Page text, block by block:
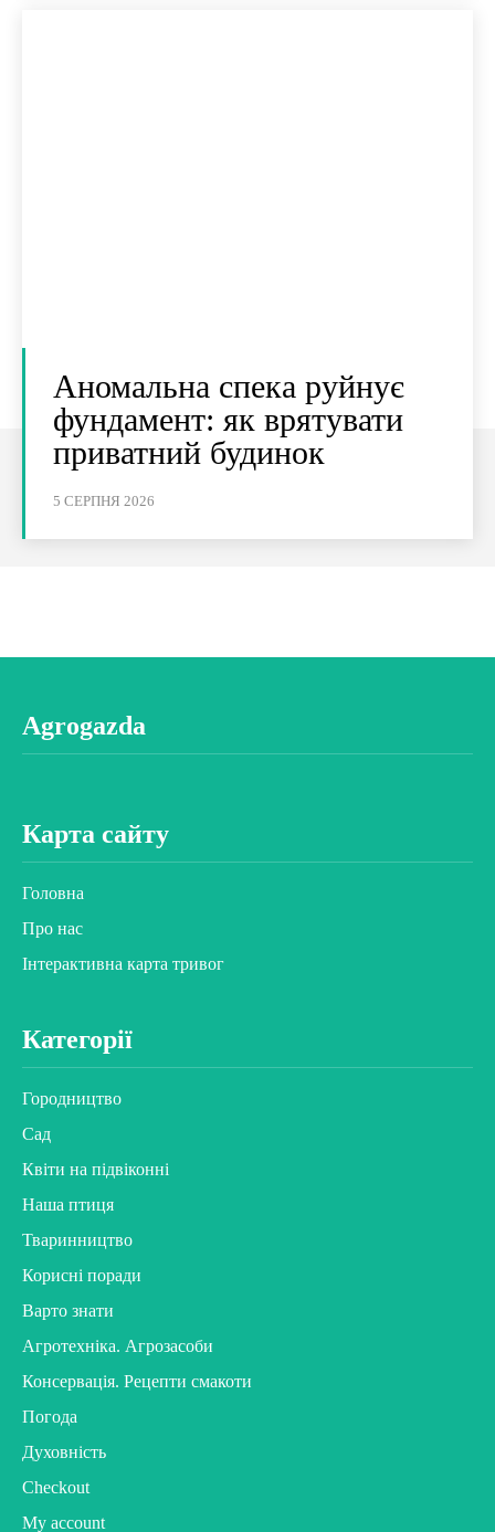
Аномальна спека руйнує
фундамент: як врятувати
приватний будинок
5 СЕРПНЯ 2026
Agrogazda
Карта сайту
Головна
Про нас
Інтерактивна карта тривог
Категорії
Городництво
Сад
Квіти на підвіконні
Наша птиця
Тваринництво
Корисні поради
Варто знати
Агротехніка. Агрозасоби
Консервація. Рецепти смакоти
Погода
Духовність
Checkout
My account